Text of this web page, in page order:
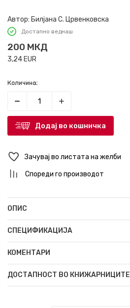
Автор: Билјана С. Црвенковска
Достапно веднаш
200 МКД
3,24EUR
Количина:
Додај во кошничка
Зачувај во листата на желби
Спореди го производот
ОПИС
СПЕЦИФИКАЦИЈА
КОМЕНТАРИ
ДОСТАПНОСТ ВО КНИЖАРНИЦИТЕ